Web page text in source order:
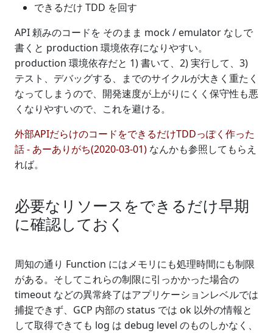
できるだけ TDD を回す
API 頼みのコードを そのまま mock / emulator なしで
書くと production 環境依存になりやすい。
production 環境依存だと 1) 書いて、2) 実行して、3)
テスト、デバッグする、までのサイクルが大きく重たく
なってしまうので、開発速度が上がりにくく保守性も悪
くなりやすいので、これを避ける。
外部APIだらけのコードをできるだけTDDっぽく作った
話 - あーありがち(2020-03-01) なんかも参照してもらえ
れば。
必要なリソースをできるだけ早期
に確認しておく
周知の通り Function にはメモリにも処理時間にも制限
がある。そしてこれらの制限に引っかかった場合の
timeout などの異常終了はアプリケーションレベルでは
捕捉できず、GCP 内部の status では ok 以外の情報と
して取得できても log は debug level のものしかなく、